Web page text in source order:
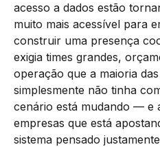
acesso a dados estão
muito mais acessível para
construir uma presença
exigia times grandes,
operação que a maioria
simplesmente não tinha
cenário está mudando — e
empresas que está
sistema pensado